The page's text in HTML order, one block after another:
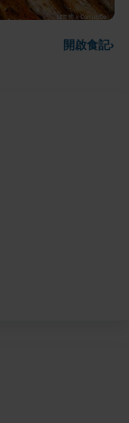
開啟食記›